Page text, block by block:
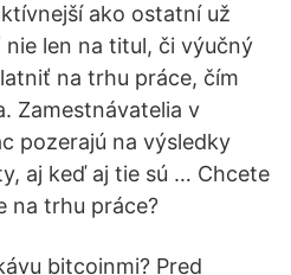
ako ostatní už
len na titul, či výučný
na trhu práce, čím
Zamestnávatelia v
pozerajú na výsledky
aj keď aj tie sú … Chcete
na trhu práce?
bitcoinmi? Pred